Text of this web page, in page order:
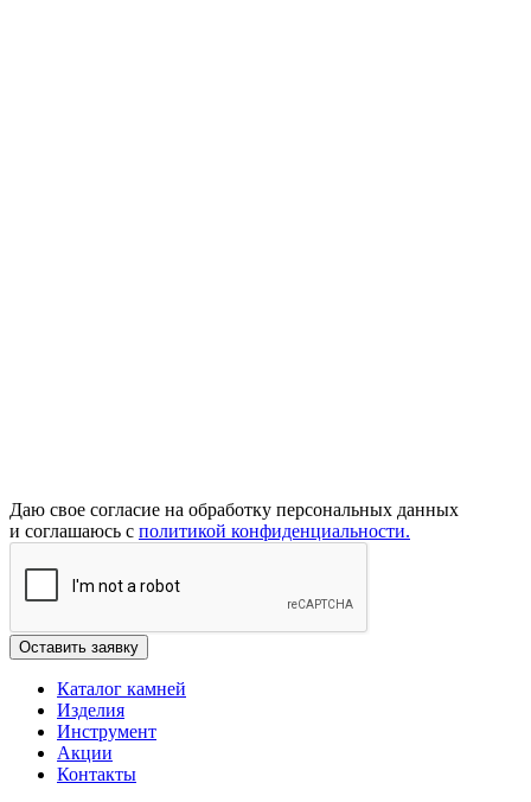
Даю свое согласие на обработку персональных данных
и соглашаюсь с политикой конфиденциальности.
Каталог камней
Изделия
Инструмент
Акции
Контакты